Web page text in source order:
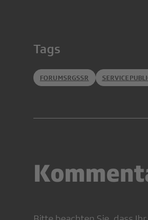
Tags
FORUMSRGSSR